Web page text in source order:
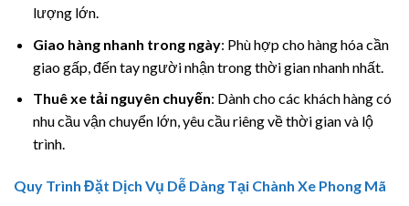
lượng lớn.
Giao hàng nhanh trong ngày: Phù hợp cho hàng hóa cần
giao gấp, đến tay người nhận trong thời gian nhanh nhất.
Thuê xe tải nguyên chuyến: Dành cho các khách hàng có
nhu cầu vận chuyển lớn, yêu cầu riêng về thời gian và lộ
trình.
Quy Trình Đặt Dịch Vụ Dễ Dàng Tại Chành Xe Phong Mã